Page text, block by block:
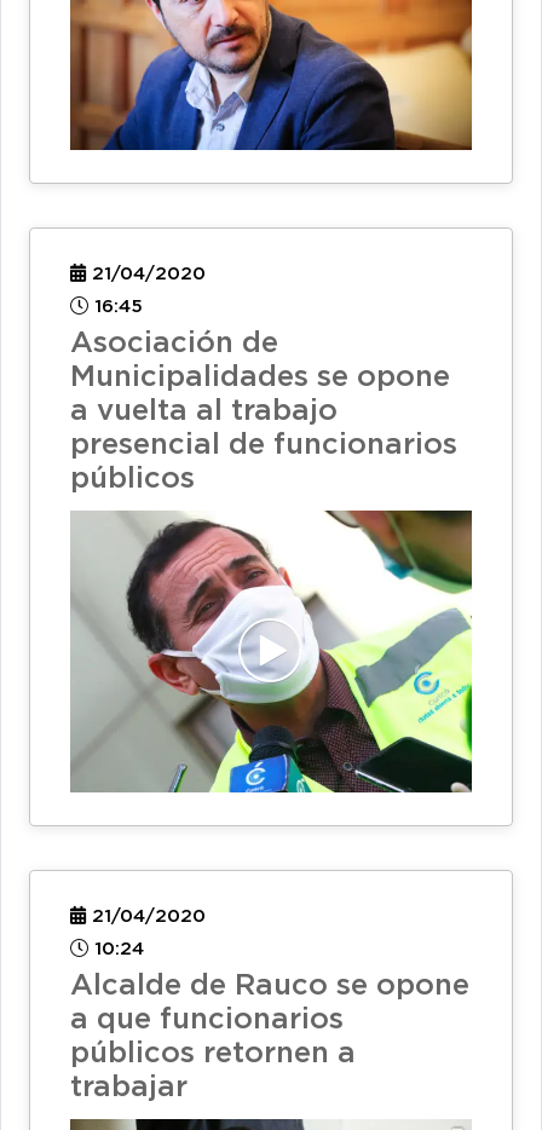
21/04/2020
16:45
Asociación de
Municipalidades se opone
a vuelta al trabajo
presencial de funcionarios
públicos
21/04/2020
10:24
Alcalde de Rauco se opone
a que funcionarios
públicos retornen a
trabajar